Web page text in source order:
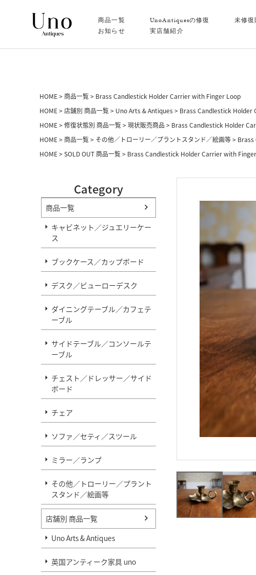
商品一覧 UnoAntiquesの修復 未修
お知らせ
実店舗紹介
HOME 商品一覧
Brass Candlestick Holder Carrier with Finger Loop
HOME
店舗別 商品一覧 Uno Arts & Antiques
Brass Candlestick
HOME
修復状態別 商品一覧 現状販売商品
Brass Candlestick Holder
HOME
商品一覧 その他／トローリー／プラントスタンド／絵画等
HOME
SOLD OUT 商品一覧 Brass Candlestick Holder Carrier with
Category
商品一覧
キャビネット／ジュエリーケー
ス
ブックケース／カップボード
デスク／ビューローデスク
ダイニングテーブル／カフェテ
ーブル
サイドテーブル／コンソールテ
ーブル
チェスト／ドレッサー／サイド
ボード
チェア
ソファ／セティ／スツール
ミラー／ランプ
その他／トローリー／プラント
スタンド／絵画等
店舗別 商品一覧
Uno Arts & Antiques
英国アンティーク家具 uno